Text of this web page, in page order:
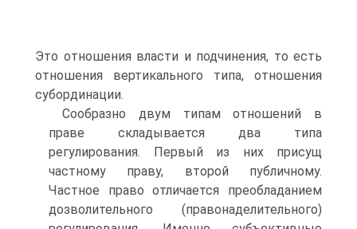
Это отношения власти и подчинения, то есть
отношения вертикального типа, отношения
субординации.
Сообразно двум типам отношений в
праве складывается два типа
регулирования. Первый из них присущ
частному праву, второй публичному.
Частное право отличается преобладанием
дозволительного (правонаделительного)